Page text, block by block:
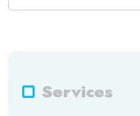
Services